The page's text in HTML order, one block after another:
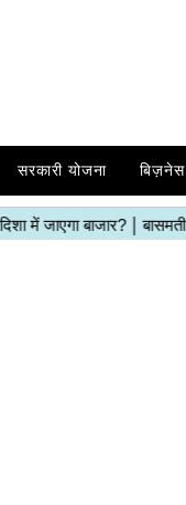
सरकारी योजना बिज़नेस